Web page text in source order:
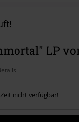
LP
nicht verfügbar!